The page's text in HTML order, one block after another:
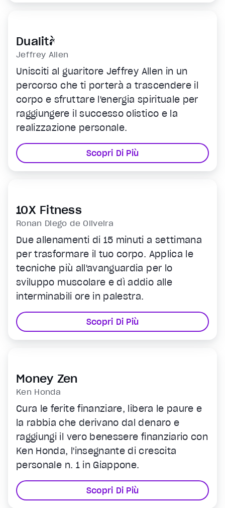
Dualità
Jeffrey Allen
Unisciti al guaritore Jeffrey Allen in un
percorso che ti porterà a trascendere il
corpo e sfruttare l'energia spirituale per
raggiungere il successo olistico e la
realizzazione personale.
Scopri Di Più
10X Fitness
Ronan Diego de Oliveira
Due allenamenti di 15 minuti a settimana
per trasformare il tuo corpo. Applica le
tecniche più all'avanguardia per lo
sviluppo muscolare e dì addio alle
interminabili ore in palestra.
Scopri Di Più
Money Zen
Ken Honda
Cura le ferite finanziare, libera le paure e
la rabbia che derivano dal denaro e
raggiungi il vero benessere finanziario con
Ken Honda, l'insegnante di crescita
personale n. 1 in Giappone.
Scopri Di Più